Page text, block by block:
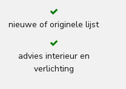
nieuwe of originele lijst
advies interieur en
verlichting